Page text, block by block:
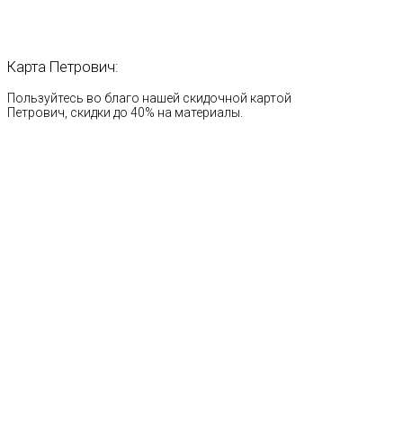
Карта Петрович:
Пользуйтесь во благо нашей скидочной картой
Петрович, скидки до 40% на материалы.